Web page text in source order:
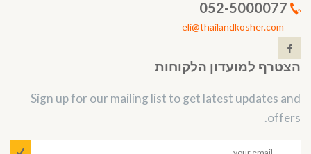
eli@thailandkosher.com
הצטרף למועדון הלקוחות
Sign up for our mailing list to get latest updates and
offers.